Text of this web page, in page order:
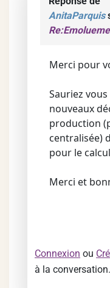
AnitaParquis
Merci pour
Sauriez
nouveaux
production
centralisée)
pour le
Merci et
Connexion ou
à la conversation.